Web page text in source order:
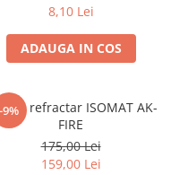
– 250 × 120 × 65 mm
8,10 Lei
ADAUGA IN COS
-9% refractar ISOMAT AK-
FIRE
175,00 Lei
159,00 Lei